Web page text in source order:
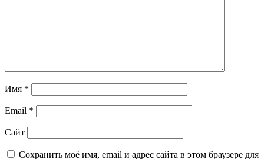
Имя *
Email *
Сайт
Сохранить моё имя, email и адрес сайта в этом браузере для